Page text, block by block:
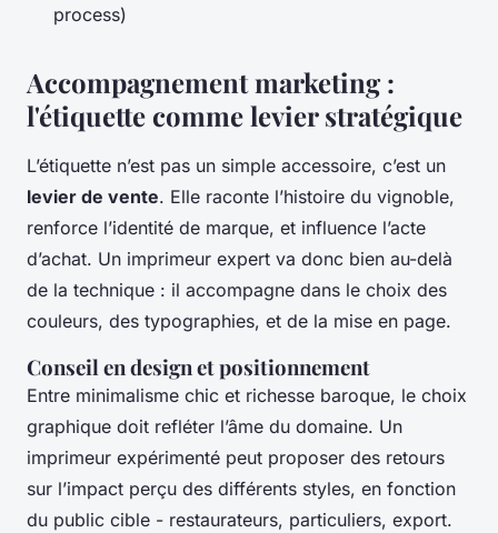
process)
Accompagnement marketing :
l'étiquette comme levier stratégique
L’étiquette n’est pas un simple accessoire, c’est un
levier de vente. Elle raconte l’histoire du vignoble,
renforce l’identité de marque, et influence l’acte
d’achat. Un imprimeur expert va donc bien au-delà
de la technique : il accompagne dans le choix des
couleurs, des typographies, et de la mise en page.
Conseil en design et positionnement
Entre minimalisme chic et richesse baroque, le choix
graphique doit refléter l’âme du domaine. Un
imprimeur expérimenté peut proposer des retours
sur l’impact perçu des différents styles, en fonction
du public cible - restaurateurs, particuliers, export.